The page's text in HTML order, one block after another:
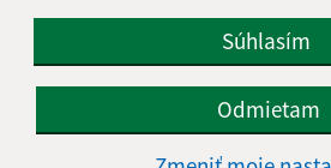
Súhlasím
Odmietam